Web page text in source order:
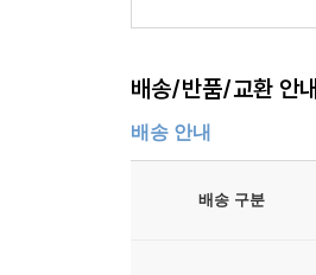
배송/반품/교환 안내
배송 안내
배송 구분